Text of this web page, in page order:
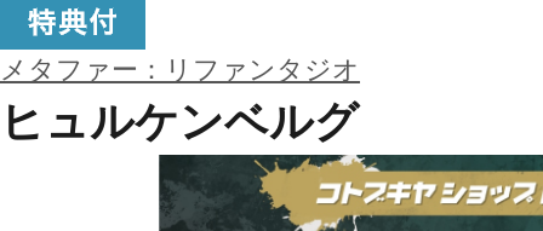
メタファー：リファンタジオ
ヒュルケンベルグ